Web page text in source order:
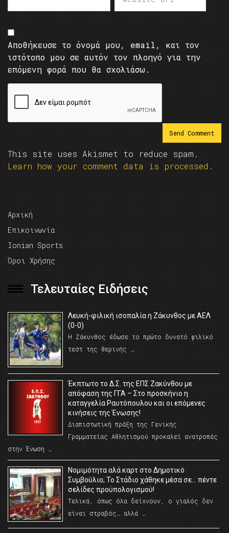
Αποθήκευσε το όνομά μου, email, και τον
ιστότοπο μου σε αυτόν τον πλοηγό για την
επόμενη φορά που θα σχολιάσω.
This site uses Akismet to reduce spam.
Learn how your comment data is processed.
Αρχική
Επικοινωνία
Ionian Sports
Όροι Χρήσης
Τελευταίες Ειδήσεις
Λευκή-φιλική ισοπαλία η Ζάκυνθος με ΑΕΛ
(0-0)
Η Ζάκυνθος έδωσε το πρώτο δυνατό φιλικό
τεστ της θερινής …
Έκπτωτο το Δ.Σ. της ΕΠΣ Ζακύνθου με
απόφαση της ΓΓΑ – Στο προσκήνιο η
καταγγελία Ραυτόπουλου και οι επόμενες
κινήσεις της Ένωσης!
Διαπιστωτική πράξη της Γενικής
Γραμματείας Αθλητισμού προκαλεί ανατροπές
στην Ένωση …
Νομιμότητα αλά καρτ στο Δημοτικό
Συμβούλιο; Το Στάδιο χάθηκε μέσα σε… πέντε
σελίδες προϋπολογισμού!
Τελικά, όπως όλα δείχνουν, ο γιαλός δεν
είναι στραβός… αλλά …